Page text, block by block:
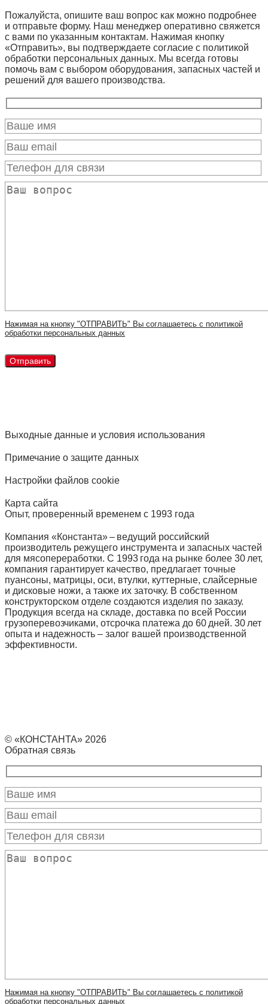
Пожалуйста, опишите ваш вопрос как можно подробнее
и отправьте форму. Наш менеджер оперативно свяжется
с вами по указанным контактам. Нажимая кнопку
«Отправить», вы подтверждаете согласие с политикой
обработки персональных данных. Мы всегда готовы
помочь вам с выбором оборудования, запасных частей и
решений для вашего производства.
Нажимая на кнопку "ОТПРАВИТЬ" Вы соглашаетесь с политикой
обработки персональных данных
Выходные данные и условия использования
Примечание о защите данных
Настройки файлов cookie
Карта сайта
Опыт, проверенный временем с 1993 года
Компания «Константа» – ведущий российский
производитель режущего инструмента и запасных частей
для мясопереработки. С 1993 года на рынке более 30 лет,
компания гарантирует качество, предлагает точные
пуансоны, матрицы, оси, втулки, куттерные, слайсерные
и дисковые ножи, а также их заточку. В собственном
конструкторском отделе создаются изделия по заказу.
Продукция всегда на складе, доставка по всей России
грузоперевозчиками, отсрочка платежа до 60 дней. 30 лет
опыта и надежность – залог вашей производственной
эффективности.
© «КОНСТАНТА» 2026
Обратная связь
Нажимая на кнопку "ОТПРАВИТЬ" Вы соглашаетесь с политикой
обработки персональных данных